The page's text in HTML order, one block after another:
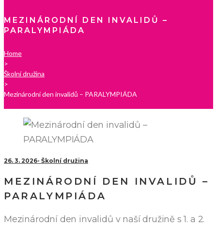
MEZINÁRODNÍ DEN INVALIDŮ –
PARALYMPIÁDA
Home
>
Školní družina
>
Mezinárodní den invalidů – PARALYMPIÁDA
26. 3. 2026 Školní družina
MEZINÁRODNÍ DEN INVALIDŮ –
PARALYMPIÁDA
Mezinárodní den invalidů v naší družině s 1. a 2.